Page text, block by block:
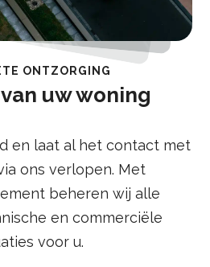
ONTZORGING
uw woning
en laat al het contact met
ons verlopen. Met
beheren wij alle
en commerciële
voor u.